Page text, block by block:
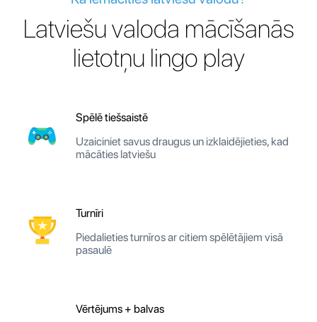
Latviešu valoda mācīšanās
lietotņu lingo play
Spēlē tiešsaistē
Uzaiciniet savus draugus un izklaidējieties, kad
mācāties latviešu
Turnīri
Piedalieties turnīros ar citiem spēlētājiem visā
pasaulē
Vērtējums + balvas